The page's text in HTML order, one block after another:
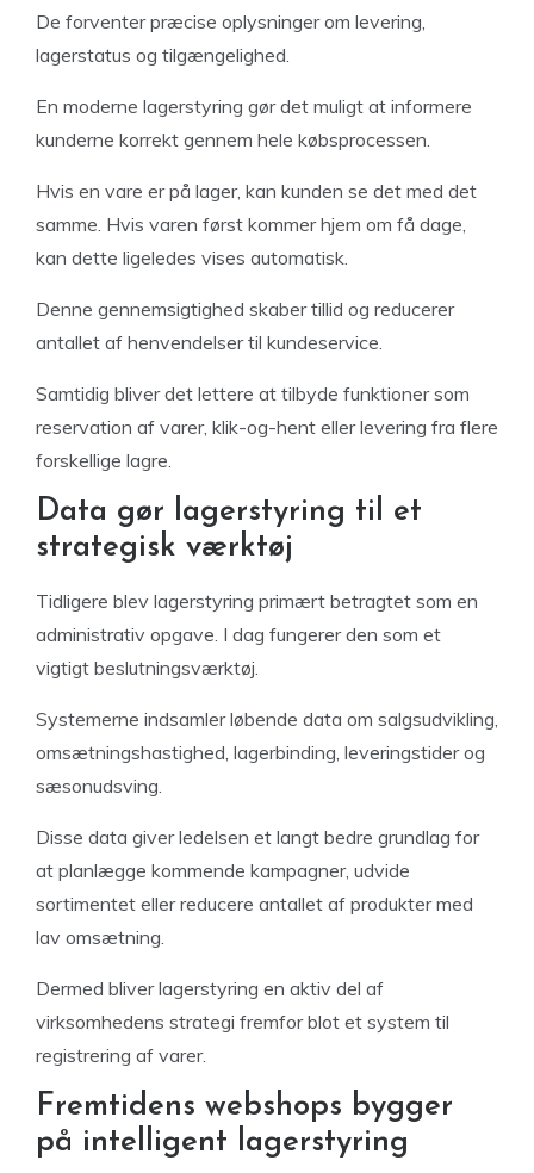
De forventer præcise oplysninger om levering,
lagerstatus og tilgængelighed.
En moderne lagerstyring gør det muligt at informere
kunderne korrekt gennem hele købsprocessen.
Hvis en vare er på lager, kan kunden se det med det
samme. Hvis varen først kommer hjem om få dage,
kan dette ligeledes vises automatisk.
Denne gennemsigtighed skaber tillid og reducerer
antallet af henvendelser til kundeservice.
Samtidig bliver det lettere at tilbyde funktioner som
reservation af varer, klik-og-hent eller levering fra flere
forskellige lagre.
Data gør lagerstyring til et
strategisk værktøj
Tidligere blev lagerstyring primært betragtet som en
administrativ opgave. I dag fungerer den som et
vigtigt beslutningsværktøj.
Systemerne indsamler løbende data om salgsudvikling,
omsætningshastighed, lagerbinding, leveringstider og
sæsonudsving.
Disse data giver ledelsen et langt bedre grundlag for
at planlægge kommende kampagner, udvide
sortimentet eller reducere antallet af produkter med
lav omsætning.
Dermed bliver lagerstyring en aktiv del af
virksomhedens strategi fremfor blot et system til
registrering af varer.
Fremtidens webshops bygger
på intelligent lagerstyring